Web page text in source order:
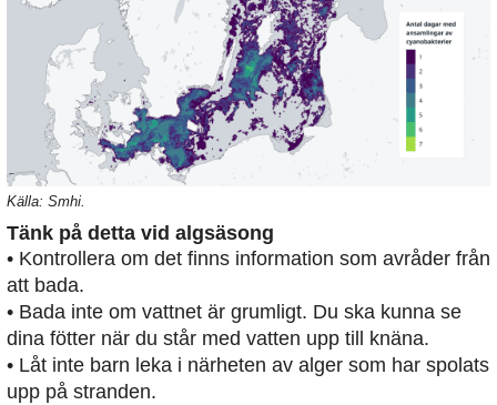
Källa: Smhi.
Tänk på detta vid algsäsong
• Kontrollera om det finns information som avråder från
att bada.
• Bada inte om vattnet är grumligt. Du ska kunna se
dina fötter när du står med vatten upp till knäna.
• Låt inte barn leka i närheten av alger som har spolats
upp på stranden.